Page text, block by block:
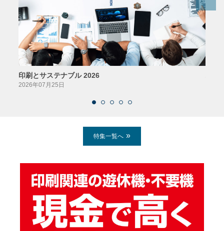
印刷とサステナブル 2026
2026年07月25日
特集一覧へ